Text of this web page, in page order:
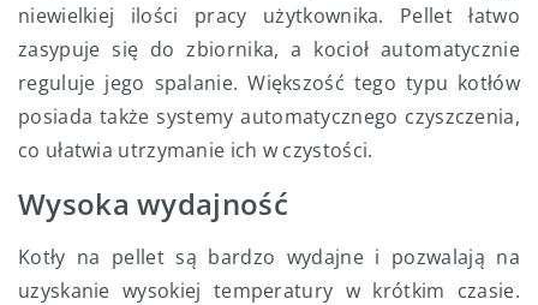
niewielkiej ilości pracy użytkownika. Pellet łatwo
zasypuje się do zbiornika, a kocioł automatycznie
reguluje jego spalanie. Większość tego typu kotłów
posiada także systemy automatycznego czyszczenia,
co ułatwia utrzymanie ich w czystości.
Wysoka wydajność
Kotły na pellet są bardzo wydajne i pozwalają na
uzyskanie wysokiej temperatury w krótkim czasie.